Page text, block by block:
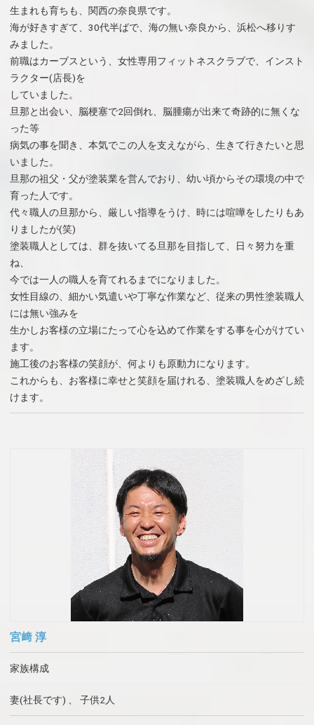
生まれも育ちも、関西の奈良県です。
海が好きすぎて、30代半ばで、海の無い奈良から、浜松へ移りす
みました。
前職はカーブスという、女性専用フィットネスクラブで、インスト
ラクター(店長)を
していました。
旦那と出会い、脳梗塞で2回倒れ、脳腫瘍が出来て奇跡的に無くな
った等
病気の事を聞き、本気でこの人を支えながら、生きて行きたいと思
いました。
旦那の祖父・父が塗装業を営んでおり、幼い頃からその環境の中で
育った人です。
代々職人の旦那から、厳しい指導をうけ、時には喧嘩をしたりもあ
りましたが(笑)
塗装職人としては、群を抜いてる旦那を目指して、日々努力を重
ね、
今では一人の職人を育てれるまでになりました。
女性目線の、細かい気遣いや丁寧な作業など、従来の男性塗装職人
には無い強みを
生かしお客様の立場にたって心を込めて作業をする事を心がけてい
ます。
施工後のお客様の笑顔が、何よりも原動力になります。
これからも、お客様に幸せと笑顔を届けれる、塗装職人をめざし続
けます。
宮﨑 淳
家族構成
妻(社長です) 、 子供2人